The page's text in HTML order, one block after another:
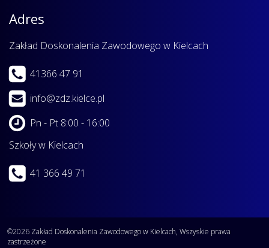
Adres
Zakład Doskonalenia Zawodowego w Kielcach
41366 47 91
info@zdz.kielce.pl
Pn - Pt 8:00 - 16:00
Szkoły w Kielcach
41 366 49 71
©2026 Zakład Doskonalenia Zawodowego w Kielcach, Wszyskie prawa
zastrzeżone